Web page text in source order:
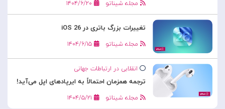
مجله شیناتو ۱۴۰۴/۶/۲۰
تغییرات بزرگ باتری در iOS 26
مجله شیناتو ۱۴۰۴/۶/۱۵
انقلابی در ارتباطات جهانی
ترجمه همزمان احتمالاً به ایرپادهای اپل می‌آید!
مجله شیناتو ۱۴۰۴/۵/۲۱